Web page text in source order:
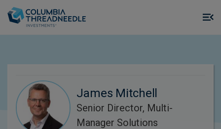
James Mitchell
Senior Director, Multi-
Manager Solutions